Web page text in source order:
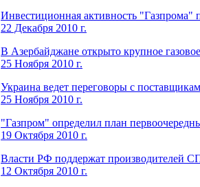
Инвестиционная активность "Газпрома"
22 Декабря 2010 г.
В Азербайджане открыто крупное
25 Ноября 2010 г.
Украина ведет переговоры с
25 Ноября 2010 г.
"Газпром" определил план
19 Октября 2010 г.
Власти РФ поддержат производителей
12 Октября 2010 г.